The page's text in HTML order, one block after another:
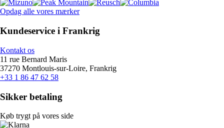
Opdag alle vores mærker
Kundeservice i Frankrig
Kontakt os
11 rue Bernard Maris
37270 Montlouis-sur-Loire, Frankrig
+33 1 86 47 62 58
Sikker betaling
Køb trygt på vores side